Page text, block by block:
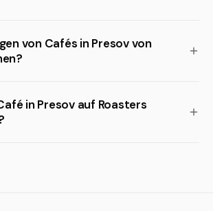
von Cafés in Presov von
in Presov auf Roasters